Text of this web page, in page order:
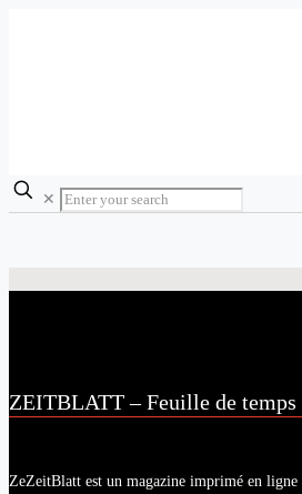
✕
ZEITBLATT – Feuille de temps
ZeZeitBlatt est un magazine imprimé en